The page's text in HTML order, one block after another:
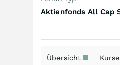
Übersicht